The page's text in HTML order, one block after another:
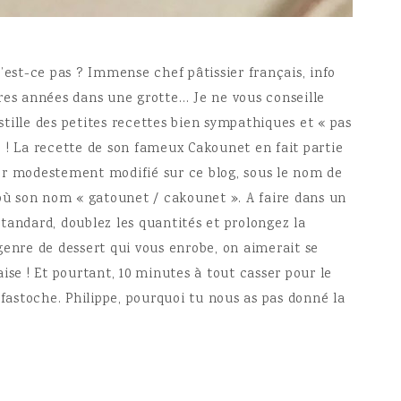
ce pas ? Immense chef pâtissier français, info
années dans une grotte… Je ne vous conseille
des petites recettes bien sympathiques et « pas
La recette de son fameux Cakounet en fait partie
modifié sur ce blog, sous le nom de
son nom « gatounet / cakounet ». A faire dans un
doublez les quantités et prolongez la
de dessert qui vous enrobe, on aimerait se
! Et pourtant, 10 minutes à tout casser pour le
Philippe, pourquoi tu nous as pas donné la